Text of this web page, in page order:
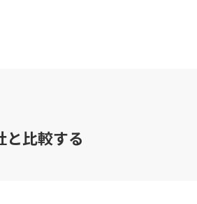
比較する